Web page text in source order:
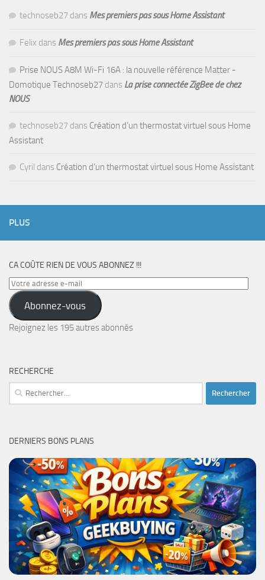
technoseb27 dans Mes premiers pas sous Home Assistant
Felix dans Mes premiers pas sous Home Assistant
Prise NOUS A8M Wi-Fi 16A : la nouvelle référence Matter -
Domotique Technoseb27 dans La prise connectée ZigBee de chez
NOUS
technoseb27 dans Création d’un thermostat virtuel sous Home
Assistant
Cyril dans Création d’un thermostat virtuel sous Home Assistant
PLUS
CA COÛTE RIEN DE VOUS ABONNEZ !!!
Votre
adresse
e-
mail
Abonnez-vous
Rejoignez les 195 autres abonnés
RECHERCHE
Rechercher :
DERNIERS BONS PLANS